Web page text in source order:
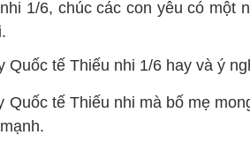
1/6, chúc các con yêu có một
Quốc tế Thiếu nhi mà bố mẹ